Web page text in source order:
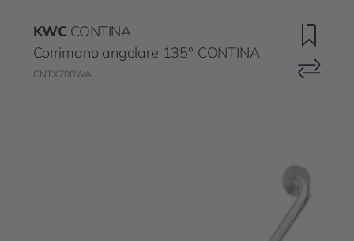
KWC CONTINA
Corrimano angolare 135° CONTINA
CNTX700WA